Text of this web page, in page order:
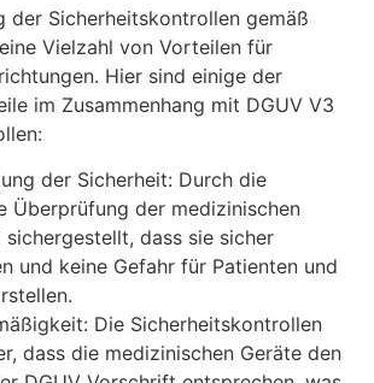
der Sicherheitskontrollen gemäß
Vielzahl von Vorteilen für
Hier sind einige der
im Zusammenhang mit DGUV V3
der Sicherheit: Durch die
Überprüfung der medizinischen
sichergestellt, dass sie sicher
und keine Gefahr für Patienten und
Die Sicherheitskontrollen
dass die medizinischen Geräte den